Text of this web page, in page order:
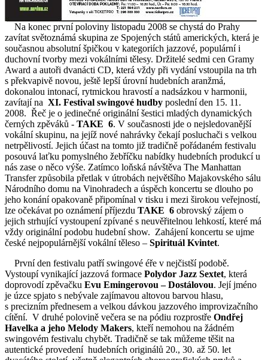
Na konec první poloviny listopadu 2008 se chystá do Prahy
zavítat světoznámá skupina ze Spojených států amerických, která je
současnou absolutní špičkou v kategoriích jazzové, populární i
duchovní tvorby mezi vokálními tělesy. Držitelé sedmi cen Gramy
Award a autoři dvanácti CD, která vždy při vydání vstoupila na trh
s překvapivě novou, ještě lepší úrovní hudebních aranžmá,
dokonalou intonací, rytmickou hravostí a nadsázkou v harmonii,
zavítají na XI. Festival swingové hudby poslední den 15. 11.
2008. Řeč je o jedinečné originální šestici mladých dynamických
černých zpěváků - TAKE 6. V současnosti jde o nejsledovanější
vokální skupinu, na jejíž nové nahrávky čekají posluchači s velkou
netrpělivostí. Jejich účast na tomto již tradičně pořádaném festivalu
posouvá laťku pomyslného žebříčku nabídky hudebních produkcí u
nás zase o něco výše. Zatímco loňská návštěva The Manhattan
Transfer způsobila přetlak v útrobách největšího Majakovského sálu
Národního domu na Vinohradech a úspěch koncertu se dlouho po
jeho konání opakovaně připomínal v tisku i mezi širokou veřejností,
lze očekávat po oznámení příjezdu TAKE 6 obrovský zájem o
jejich strhující vystoupení zpívané s neuvěřitelnou lehkostí, které má
vždy originální podobu hudební show. Zahájení koncertu se ujme
české nejpopulárnější vokální těleso – Spirituál Kvintet.
První den festivalu patří swingové éře v nejčistší podobě.
Vystoupí vynikající jazzová formace Polydor Jazz Sextet, která
doprovodí zpěvačku Evu Emingerovou – Dostálovou. Její jméno
je úzce spjato s nebývale zajímavou altovou barvou hlasu,
s precizním přednesem a velkou dávkou jazzového improvizačního
cítění. V druhé polovině večera se na pódiu rozprostře Ondřej
Havelka a jeho Melody Makers, kteří nemohou na žádném
swingovém festivalu chybět. Tradičně se tak můžeme těšit na
autentické provedení hudebních originálů 20., 30. až 50. let